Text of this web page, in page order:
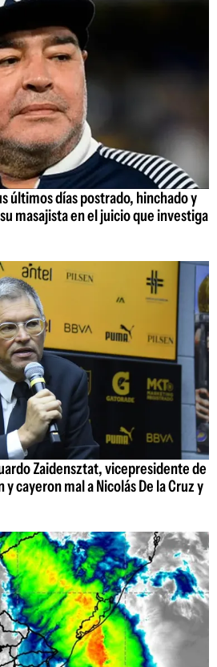
últimos días postrado, hinchado y
masajista en el juicio que investiga
Zaidensztat, vicepresidente de
cayeron mal a Nicolás De la Cruz y